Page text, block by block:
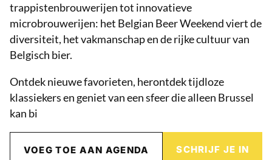
trappistenbrouwerijen tot innovatieve
microbrouwerijen: het Belgian Beer Weekend viert de
diversiteit, het vakmanschap en de rijke cultuur van
Belgisch bier.
Ontdek nieuwe favorieten, herontdek tijdloze
klassiekers en geniet van een sfeer die alleen Brussel
kan bi
VOEG TOE AAN AGENDA SCHRIJF JE IN